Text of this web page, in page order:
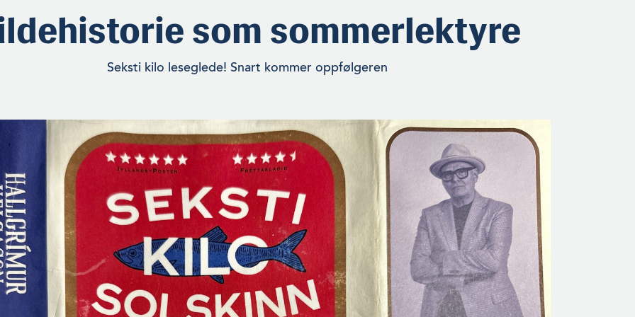
som sommerlektyre
Seksti kilo leseglede! Snart kommer oppfølgeren